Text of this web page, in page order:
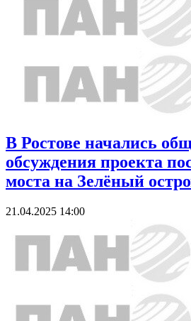
В Ростове начались
обсуждения проекта
моста на Зелёный
21.04.2025 14:00